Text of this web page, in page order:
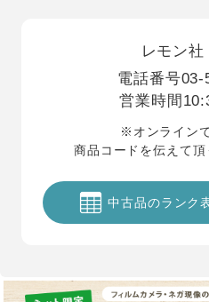
レモン社
電話番号03-
営業時間
※オンライン
商品コードを伝えて頂
中古品のランク